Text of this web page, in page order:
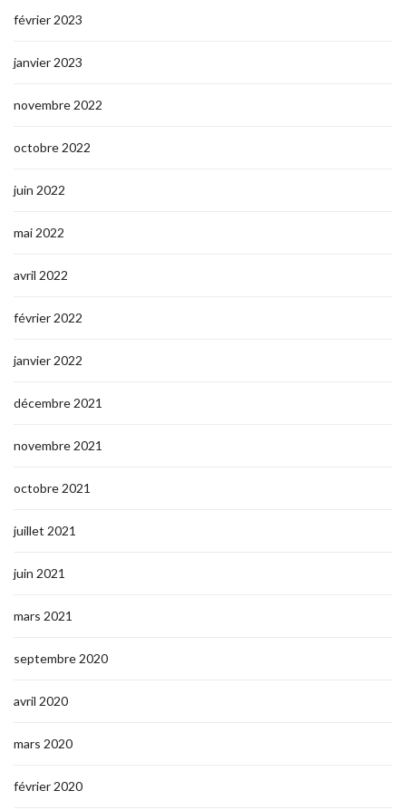
février 2023
janvier 2023
novembre 2022
octobre 2022
juin 2022
mai 2022
avril 2022
février 2022
janvier 2022
décembre 2021
novembre 2021
octobre 2021
juillet 2021
juin 2021
mars 2021
septembre 2020
avril 2020
mars 2020
février 2020